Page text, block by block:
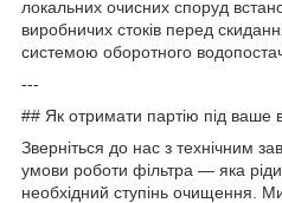
локальних очисних споруд
виробничих стоків перед
системою оборотного
---
## Як отримати партію під ваше
Зверніться до нас з технічним
умови роботи фільтра — яка
необхідний ступінь очищення.